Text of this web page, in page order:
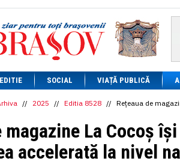
= 5.8304
1 XAU= 464.4611
1 AED= 1.1933
1 AUD= 2.7957
1 BGN= 2.5449
1 CAD= 3.1559
1 CHF= 5.2813
1 CNY= 0.6015
1 DKK
= 0.6668
1 EGP= 0.0860
1 HUF
= 1.2223
1 INR = 0.0513
SOCIAL VIAȚĂ PUBLICĂ
// 2025 // Editia 8528 // Rețeaua de
magazine La Cocoș
accelerată la nivel